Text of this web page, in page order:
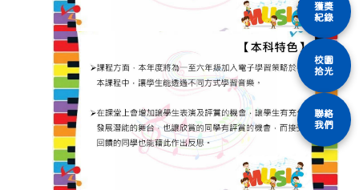
獲獎
紀錄
校園
拾光
聯絡
我們